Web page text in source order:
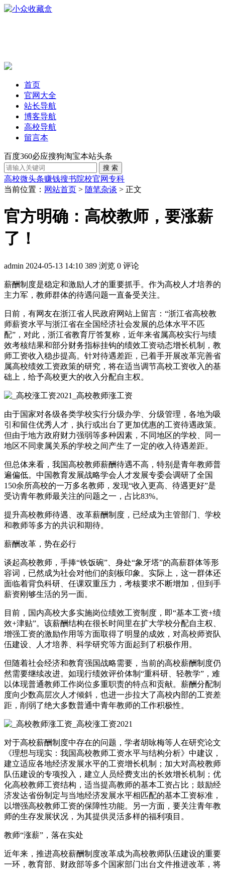
首页
官网大全
站长导航
博客导航
高校导航
留言本
百度360必应搜狗淘宝本站头条
高校微头条赚钱搜书院校官网专科
当前位置： 网站首页 > 随笔杂谈 > 正文
官方明确：高校教师，要涨薪
了！
admin 2024-05-13 14:10 389 浏览 0 评论
薪酬制度是稳定和激励人才的重要抓手。作为高校人才培养的
主力军，教师群体的待遇问题一直备受关注。
日前，有网友在浙江省人民政府网站上留言：“浙江省高校教
师薪资水平与浙江省在全国经济社会发展的总体水平不匹
配”，对此，浙江省教育厅答复称，近年来省属高校实行与绩
效考核结果和部分财务指标挂钩的绩效工资动态增长机制，教
师工资收入稳步提高。针对待遇差距，已着手开展改革完善省
属高校绩效工资政策的研究，将在适当调节高校工资收入的基
础上，给予高校更大的收入分配自主权。
由于国家对各级各类学校实行分级办学、分级管理，各地为吸
引和留住优秀人才，执行或出台了更加优惠的工资待遇政策。
但由于地方政府财力强弱等多种因素，不同地区的学校、同一
地区不同隶属关系的学校之间产生了一定的收入待遇差距。
但总体来看，我国高校教师薪酬待遇不高，特别是青年教师普
遍偏低。中国教育发展战略学会人才发展专委会调研了全国
150余所高校的一万多名教师，发现“收入更高、待遇更好”是
受访青年教师最关注的问题之一，占比83%。
提升高校教师待遇、改革薪酬制度，已经成为主管部门、学校
和教师等多方的共识和期待。
薪酬改革，势在必行
谈起高校教师，手捧“铁饭碗”、身处“象牙塔”的高薪群体等形
容词，已然成为社会对他们的刻板印象。实际上，这一群体还
面临着背负科研、任课双重压力，考核要求不断增加，但到手
薪资刚够生活的另一面。
目前，国内高校大多实施岗位绩效工资制度，即“基本工资+绩
效+津贴”。该薪酬结构在很长时间里在扩大学校分配自主权、
增强工资的激励作用等方面取得了明显的成效，对高校师资队
伍建设、人才培养、科学研究等方面起到了积极作用。
但随着社会经济和教育强国战略需要，当前的高校薪酬制度仍
然需要继续改进。如现行绩效评价体制“重科研、轻教学”，难
以体现普通教师工作岗位多重职责的特点和贡献。薪酬分配制
度向少数高层次人才倾斜，也进一步拉大了高校内部的工资差
距，削弱了绝大多数普通中青年教师的工作积极性。
对于高校薪酬制度中存在的问题，学者胡咏梅等人在研究论文
《理想与现实：我国高校教师工资水平与结构分析》中建议，
建立适应各地经济发展水平的工资增长机制；加大对高校教师
队伍建设的专项投入，建立人员经费支出的长效增长机制；优
化高校教师工资结构，适当提高教师的基本工资占比；鼓励经
济发达省份制定与当地经济发展水平相匹配的基本工资标准，
以增强高校教师工资的保障性功能。另一方面，要关注青年教
师的生存发展状况，为其提供灵活多样的福利项目。
教师“涨薪”，落在实处
近年来，推进高校薪酬制度改革成为高校教师队伍建设的重要
一环，教育部、财政部等多个国家部门出台文件推进改革，将